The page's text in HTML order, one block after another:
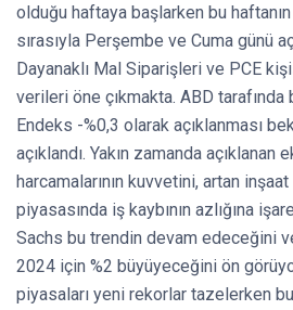
olduğu haftaya başlarken bu
sırasıyla Perşembe ve Cuma günü
Dayanaklı Mal Siparişleri ve PCE
verileri öne çıkmakta. ABD tarafında
Endeks -%0,3 olarak açıklanması
açıklandı. Yakın zamanda
harcamalarının kuvvetini, artan
piyasasında iş kaybının azlığına
Sachs bu trendin devam edeceğini
2024 için %2 büyüyeceğini ön
piyasaları yeni rekorlar tazelerken